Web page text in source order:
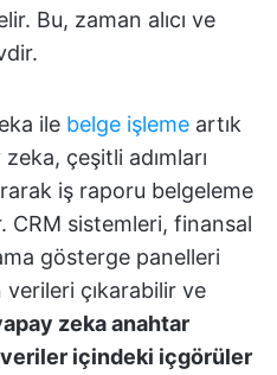
Bu, zaman alıcı ve
ile belge işleme artık
çeşitli adımları
iş raporu belgeleme
CRM sistemleri, finansal
gösterge panelleri
çıkarabilir ve
zeka anahtar
içindeki içgörüler